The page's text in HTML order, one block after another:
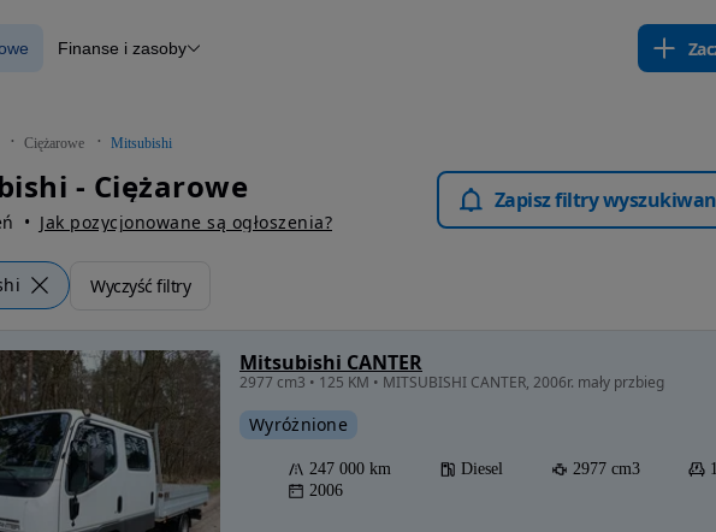
Finanse i zasoby
Ciężarowe Mitsubishi
- Ciężarowe
Jak pozycjonowane są ogłoszenia?
Zapisz filtry
Wyczyść filtry
Mitsubishi CANTER
2977 cm3 • 125 KM • MITSUBISHI CANTER, 2006r. mały przbieg
Wyróżnione
247 000 km Diesel 2977 cm3
2006